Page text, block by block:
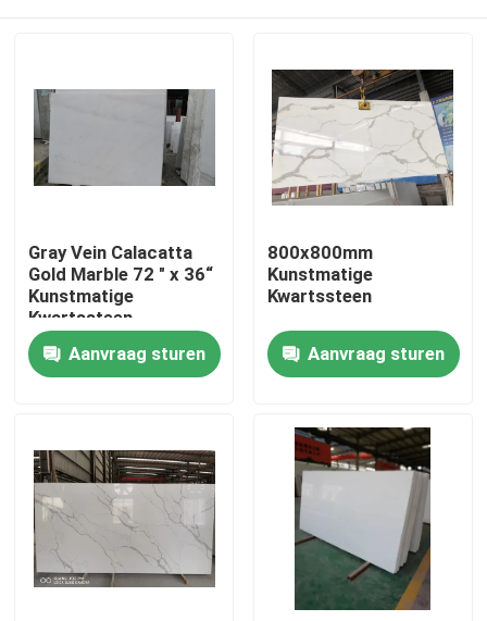
Thuis
Producten
Over ons
Fabriekstocht
Kwaliteitscontrole
Neem contact met ons op
Gray Vein Calacatta
Gold Marble 72 " x 36“
Kunstmatige
Kwartssteen
Aanvraag sturen
800x800mm
Kunstmatige
Kwartssteen
Aanvraag sturen